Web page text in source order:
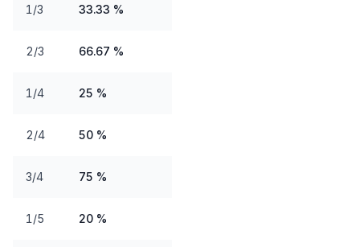
1/3 33.33 %
2/3 66.67 %
1/4 25 %
2/4 50 %
3/4 75 %
1/5 20 %